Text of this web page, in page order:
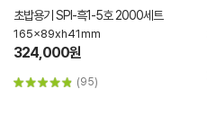
초밥용기 SPI-흑1-5호 2000세트
165x89xh41mm
324,000원
(95)